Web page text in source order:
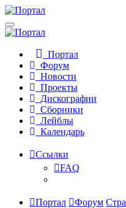
Портал
Форум
Новости
Проекты
Дискографии
Сборники
Лейблы
Календарь
Ссылки
FAQ
Портал Форум